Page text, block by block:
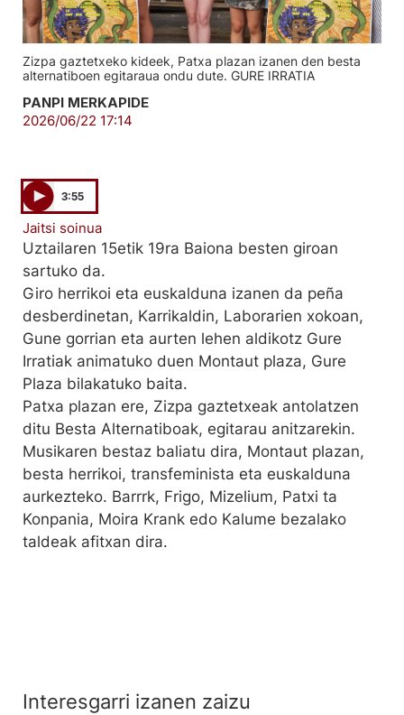
Zizpa gaztetxeko kideek, Patxa plazan izanen den besta
alternatiboen egitaraua ondu dute. GURE IRRATIA
PANPI MERKAPIDE
2026/06/22 17:14
3:55
Jaitsi soinua
Uztailaren 15etik 19ra Baiona besten giroan
sartuko da.
Giro herrikoi eta euskalduna izanen da peña
desberdinetan, Karrikaldin, Laborarien xokoan,
Gune gorrian eta aurten lehen aldikotz Gure
Irratiak animatuko duen Montaut plaza, Gure
Plaza bilakatuko baita.
Patxa plazan ere, Zizpa gaztetxeak antolatzen
ditu Besta Alternatiboak, egitarau anitzarekin.
Musikaren bestaz baliatu dira, Montaut plazan,
besta herrikoi, transfeminista eta euskalduna
aurkezteko. Barrrk, Frigo, Mizelium, Patxi ta
Konpania, Moira Krank edo Kalume bezalako
taldeak afitxan dira.
Interesgarri izanen zaizu